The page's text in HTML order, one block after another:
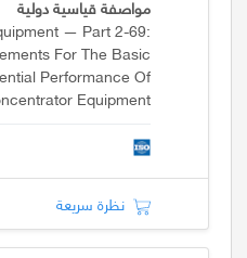
مواصفة قياسية دولية
— Part 2-69:
For The Basic
Performance Of
Equipment
نظرة سريعة